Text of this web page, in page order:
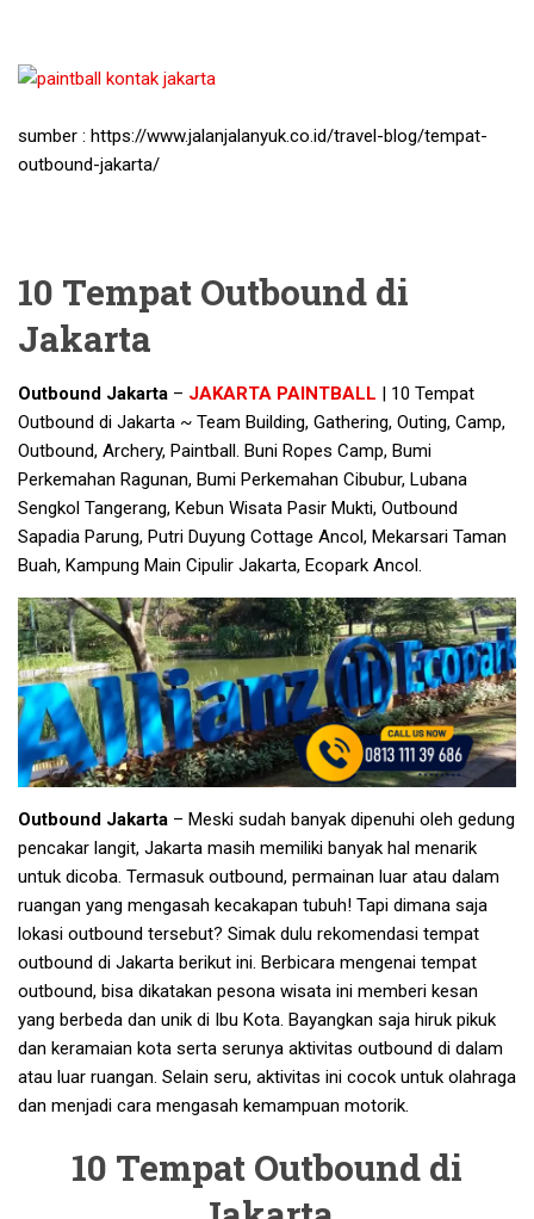
sumber : https://www.jalanjalanyuk.co.id/travel-blog/tempat-
outbound-jakarta/
10 Tempat Outbound di
Jakarta
Outbound Jakarta – JAKARTA PAINTBALL | 10 Tempat
Outbound di Jakarta ~ Team Building, Gathering, Outing, Camp,
Outbound, Archery, Paintball. Buni Ropes Camp, Bumi
Perkemahan Ragunan, Bumi Perkemahan Cibubur, Lubana
Sengkol Tangerang, Kebun Wisata Pasir Mukti, Outbound
Sapadia Parung, Putri Duyung Cottage Ancol, Mekarsari Taman
Buah, Kampung Main Cipulir Jakarta, Ecopark Ancol.
Outbound Jakarta – Meski sudah banyak dipenuhi oleh gedung
pencakar langit, Jakarta masih memiliki banyak hal menarik
untuk dicoba. Termasuk outbound, permainan luar atau dalam
ruangan yang mengasah kecakapan tubuh! Tapi dimana saja
lokasi outbound tersebut? Simak dulu rekomendasi tempat
outbound di Jakarta berikut ini. Berbicara mengenai tempat
outbound, bisa dikatakan pesona wisata ini memberi kesan
yang berbeda dan unik di Ibu Kota. Bayangkan saja hiruk pikuk
dan keramaian kota serta serunya aktivitas outbound di dalam
atau luar ruangan. Selain seru, aktivitas ini cocok untuk olahraga
dan menjadi cara mengasah kemampuan motorik.
10 Tempat Outbound di